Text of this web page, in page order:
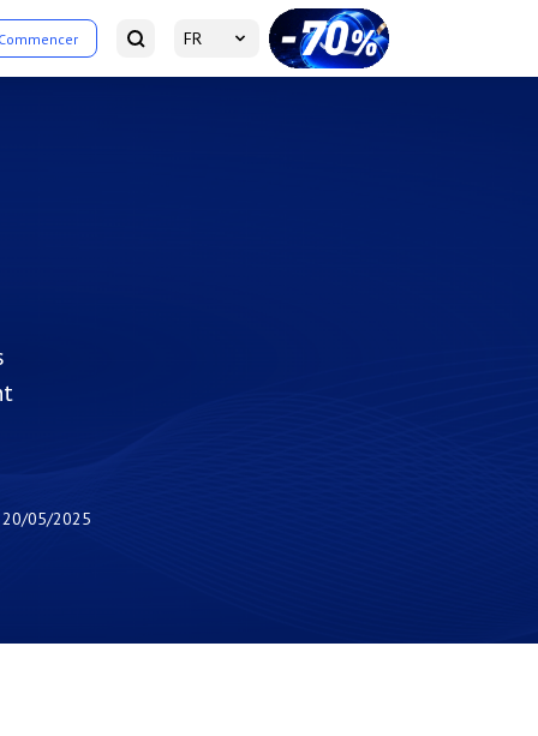
FR
20/05/2025